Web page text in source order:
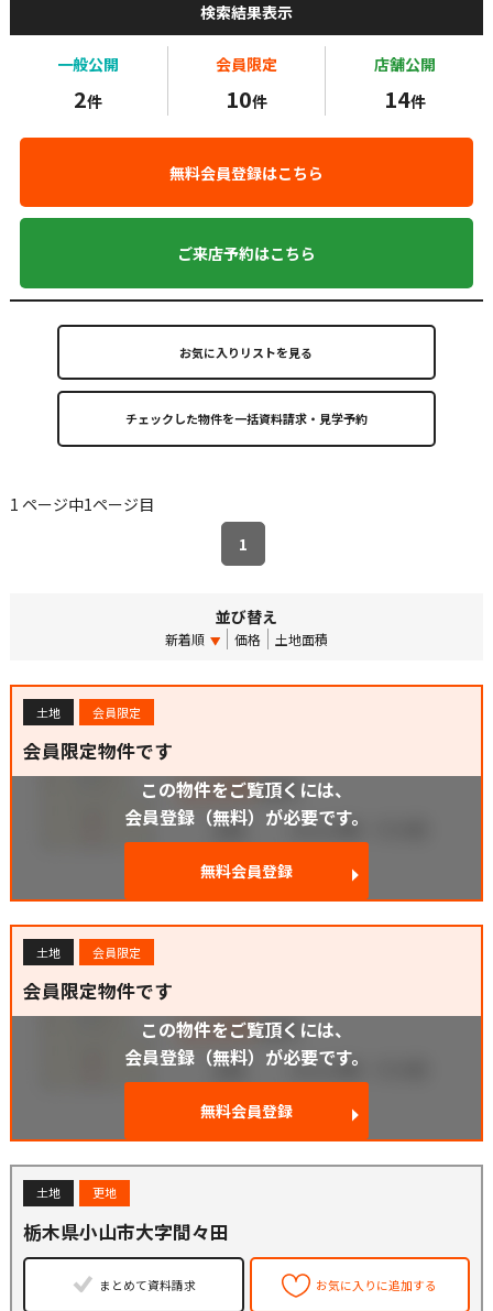
検索結果表示
一般公開
2件
会員限定
10件
店舗公開
14件
無料会員登録はこちら
ご来店予約はこちら
お気に入りリストを見る
1 ページ中1ページ目
1
並び替え
新着順 価格 土地面積
土地 会員限定
会員限定物件です
この物件をご覧頂くには、
会員登録（無料）が必要です。
無料会員登録
土地 会員限定
会員限定物件です
この物件をご覧頂くには、
会員登録（無料）が必要です。
無料会員登録
土地 更地
栃木県小山市大字間々田
まとめて資料請求 お気に入りに追加する